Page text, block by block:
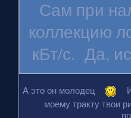
Сам при
коллекцию
кБт/с. Да,
А это он молодец
моему тракту твои